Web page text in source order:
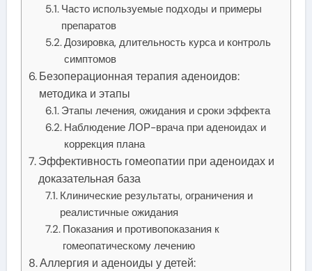
Часто используемые подходы и примеры
препаратов
Дозировка, длительность курса и контроль
симптомов
Безоперационная терапия аденоидов:
методика и этапы
Этапы лечения, ожидания и сроки эффекта
Наблюдение ЛОР-врача при аденоидах и
коррекция плана
Эффективность гомеопатии при аденоидах и
доказательная база
Клинические результаты, ограничения и
реалистичные ожидания
Показания и противопоказания к
гомеопатическому лечению
Аллергия и аденоиды у детей: